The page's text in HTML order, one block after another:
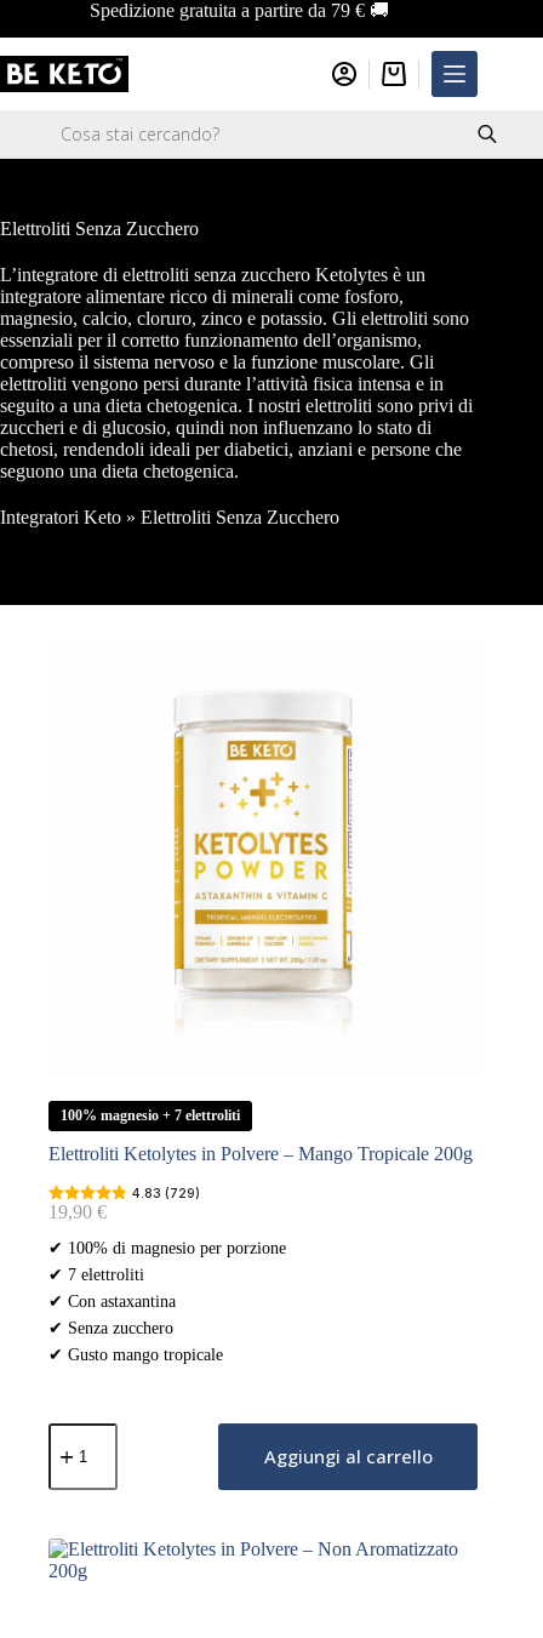
contenuto
Spedizione gratuita a partire da 79 € 🚚
Carrello
Elettroliti Senza Zucchero
L’integratore di elettroliti senza zucchero Ketolytes è un
integratore alimentare ricco di minerali come fosforo,
magnesio, calcio, cloruro, zinco e potassio. Gli elettroliti sono
essenziali per il corretto funzionamento dell’organismo,
compreso il sistema nervoso e la funzione muscolare. Gli
elettroliti vengono persi durante l’attività fisica intensa e in
seguito a una dieta chetogenica. I nostri elettroliti sono privi di
zuccheri e di glucosio, quindi non influenzano lo stato di
chetosi, rendendoli ideali per diabetici, anziani e persone che
seguono una dieta chetogenica.
Integratori Keto » Elettroliti Senza Zucchero
100% magnesio + 7 elettroliti
Elettroliti Ketolytes in Polvere – Mango Tropicale 200g
4.83 (729)
19,90 €
✔ 100% di magnesio per porzione
✔ 7 elettroliti
✔ Con astaxantina
✔ Senza zucchero
✔ Gusto mango tropicale
Elettroliti
Ketolytes
Polvere
Mango
Tropicale
200g
Aggiungi al carrello